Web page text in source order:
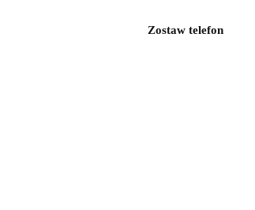
Zostaw telefon